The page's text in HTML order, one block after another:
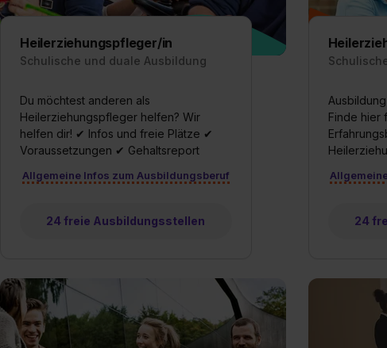
Heilerziehungspfleger/in
Schulische und duale Ausbildung
Du möchtest anderen als
Heilerziehungspfleger helfen? Wir
helfen dir! ✔ Infos und freie Plätze ✔
Voraussetzungen ✔ Gehaltsreport
Allgemeine Infos zum Ausbildungsberuf
24 freie Ausbildungsstellen
Finde hier
24